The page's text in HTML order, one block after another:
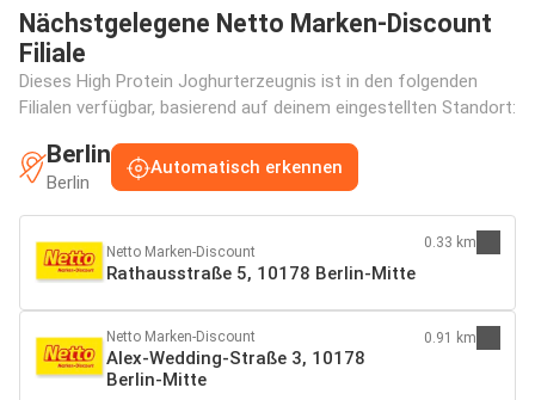
Nächstgelegene Netto Marken-Discount
Filiale
Dieses High Protein Joghurterzeugnis ist in den folgenden
Filialen verfügbar, basierend auf deinem eingestellten Standort:
Berlin
Berlin
Automatisch erkennen
Netto Marken-Discount
Rathausstraße 5, 10178 Berlin-Mitte
0.33 km
Netto Marken-Discount
Alex-Wedding-Straße 3, 10178
Berlin-Mitte
0.91 km